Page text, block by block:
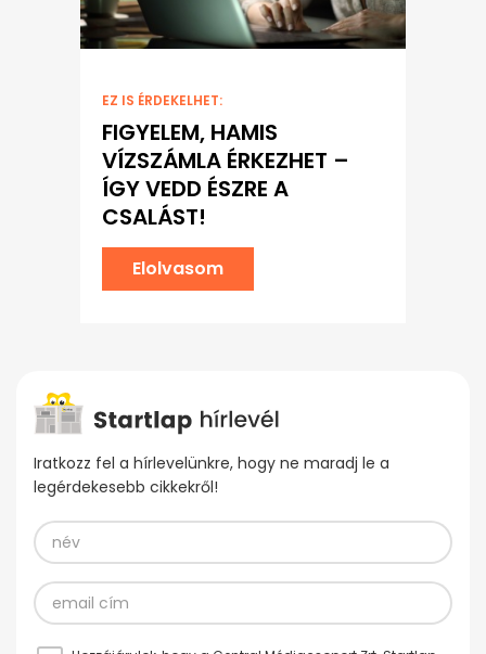
EZ IS ÉRDEKELHET:
FIGYELEM, HAMIS
VÍZSZÁMLA ÉRKEZHET –
ÍGY VEDD ÉSZRE A
CSALÁST!
Elolvasom
Iratkozz fel a hírlevelünkre, hogy ne maradj le a
legérdekesebb cikkekről!